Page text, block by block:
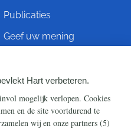
Publicaties
Geef uw mening
Info
Contact